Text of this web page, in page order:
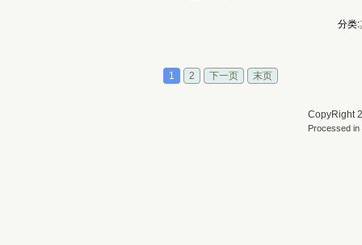
分类:
1 2 下一页 末页
CopyRight
Processed in